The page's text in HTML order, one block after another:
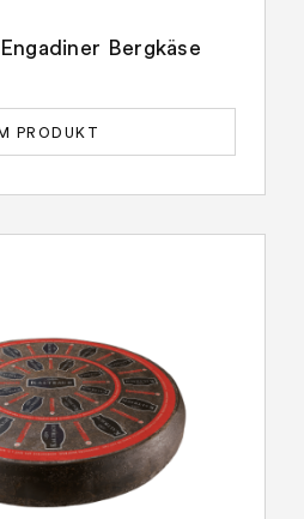
Bergkäse
PRODUKT